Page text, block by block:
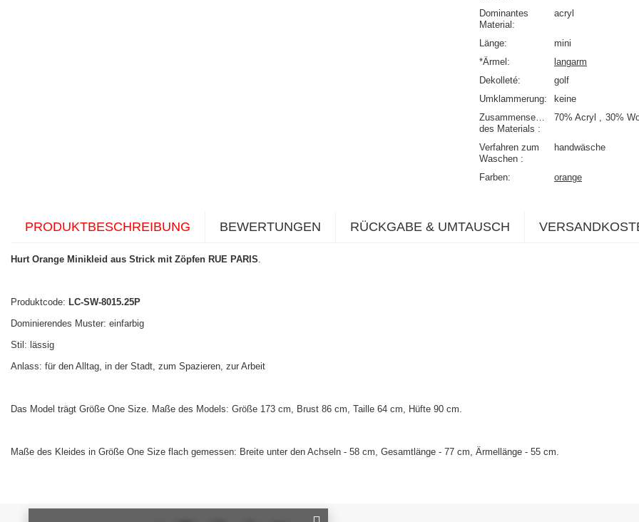
Dominantes
Material
acryl
Länge
mini
*Ärmel
langarm
Dekolleté
golf
Umklammerung
keine
Zusammensetzung
des Materials
70% Acryl 30%
Verfahren zum
Waschen
handwäsche
Farben orange
PRODUKTBESCHREIBUNG BEWERTUNGEN RÜCKGABE & UMTAUSCH
Hurt Orange Minikleid aus Strick mit Zöpfen RUE PARIS
Produktcode: LC-SW-8015.25P
Dominierendes Muster: einfarbig
Stil: lässig
Anlass: für den Alltag, in der Stadt, zum Spazieren, zur Arbeit
Das Model trägt Größe One Size. Maße des Models: Größe 173 cm, Brust 86 cm, Taille 64 cm, Hüfte 90 cm.
Maße des Kleides in Größe One Size flach gemessen: Breite unter den Achseln - 58 cm, Gesamtlänge - 77 cm, Ärmellänge - 55 cm.